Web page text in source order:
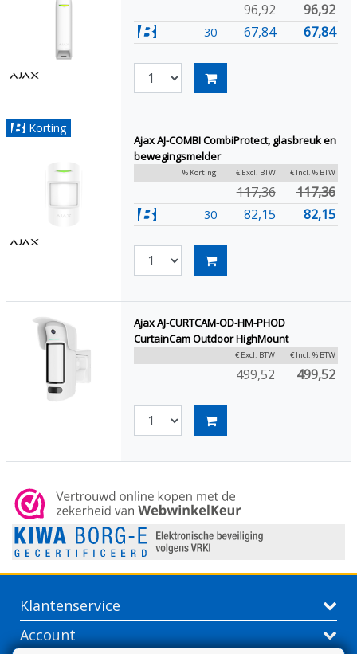
96,92 96,92
30 67,84 67,84
Korting
Ajax AJ-COMBI CombiProtect, glasbreuk en
bewegingsmelder
% Korting € Excl. BTW € Incl. % BTW
117,36 117,36
30 82,15 82,15
Ajax AJ-CURTCAM-OD-HM-PHOD
CurtainCam Outdoor HighMount
€ Excl. BTW € Incl. % BTW
499,52 499,52
Klantenservice
Account